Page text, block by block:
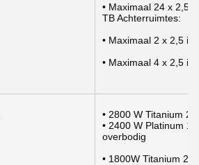
• Maximaal 24 x 2,5
TB Achterruimtes:
• Maximaal 2 x 2,5
• Maximaal 4 x 2,5
• 2800 W Titanium
• 2400 W Platinum
overbodig
• 1800W Titanium